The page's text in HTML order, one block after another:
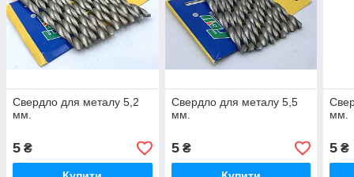
Свердло для металу 5,2
мм.
5 ₴
Свердло для металу 5,5
мм.
5₴
мм.
5 ₴